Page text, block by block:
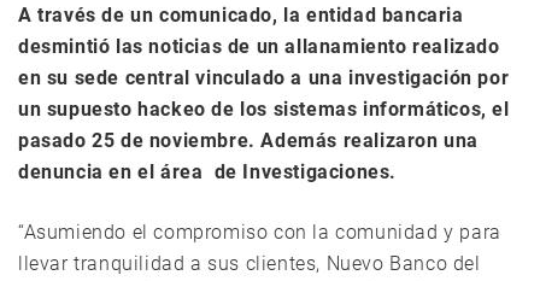
A través de un comunicado, la entidad bancaria
desmintió las noticias de un allanamiento realizado
en su sede central vinculado a una investigación por
un supuesto hackeo de los sistemas informáticos, el
pasado 25 de noviembre. Además realizaron una
denuncia en el área de Investigaciones.
“Asumiendo el compromiso con la comunidad y para
llevar tranquilidad a sus clientes, Nuevo Banco del